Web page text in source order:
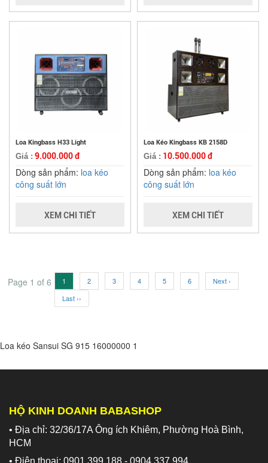
Loa Kingbass H33 Light
Giá : 9.000.000 đ
Dòng sản phẩm: loa kéo
công suất lớn
XEM CHI TIẾT
Loa Kéo Kingbass KB 2158D
Giá : 10.500.000 đ
Dòng sản phẩm: loa kéo
công suất lớn
XEM CHI TIẾT
Page 1 of 6 1 2 3 4 5 6
Next ›
Last ››
Loa kéo Sansui SG 915 16000000 1
HỘ KINH DOANH BABASHOP
• Địa chỉ: 32/36/17A Ông ích Khiêm, Phường Hoà Bình,
HCM